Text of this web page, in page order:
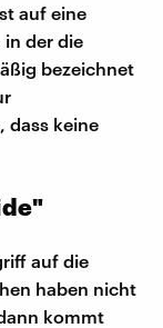
auf eine
in der die
bezeichnet
dass keine
auf die
haben nicht
kommt